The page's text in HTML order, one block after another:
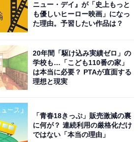
式 コードレス スティッククリーナー
V ライトラベンダー 日本製 紙
クリーナー スタンド付き
ニュー・デイ』が「史上もっと
も優しいヒーロー映画」になっ
た理由。予習したい作品は？
20年間「駆け込み実績ゼロ」の
学校も…「こども110番の家」
は本当に必要？ PTAが直面する
理想と現実
「青春18きっぷ」販売激減の裏
に何が？ 連続利用の厳格化だけ
ではない「本当の理由」